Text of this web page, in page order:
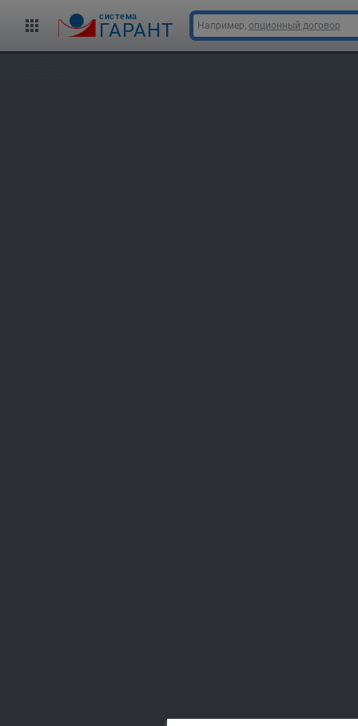
cистема
ГАРАНТ Например, опционный договор